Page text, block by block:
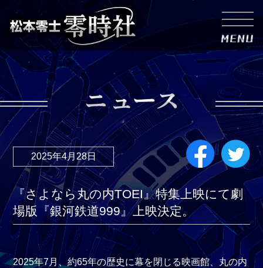
2025年4月28日
『さよなら丸の内TOEI』特集上映にて劇
場版『銀河鉄道999』上映決定。
2025年7月、約65年の歴史に幕を閉じる映画館、丸の内